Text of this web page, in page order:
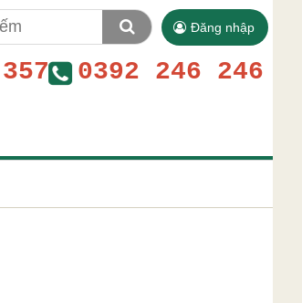
Đăng nhập
0392 246 246